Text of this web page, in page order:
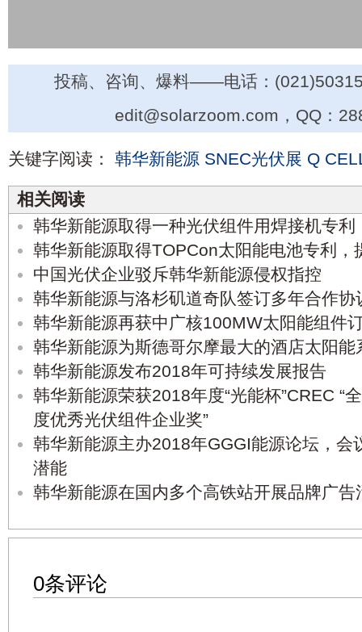
投稿、咨询、爆料——电话：
edit@solarzoom.com，QQ：
关键字阅读： 韩华新能源 SNEC光伏展 Q
相关阅读
韩华新能源取得一种光伏组件用焊接机专利
韩华新能源取得TOPCon太阳能电池专利，
中国光伏企业驳斥韩华新能源侵权指控
韩华新能源与洛杉矶道奇队签订多年合作协
韩华新能源再获中广核100MW太阳能组件
韩华新能源为斯德哥尔摩最大的酒店太阳
韩华新能源发布2018年可持续发展报告
韩华新能源荣获2018年度“光能杯”CREC “
度优秀光伏组件企业奖”
韩华新能源主办2018年GGGI能源论坛，会
潜能
韩华新能源在国内多个高铁站开展品牌广告
0条评论